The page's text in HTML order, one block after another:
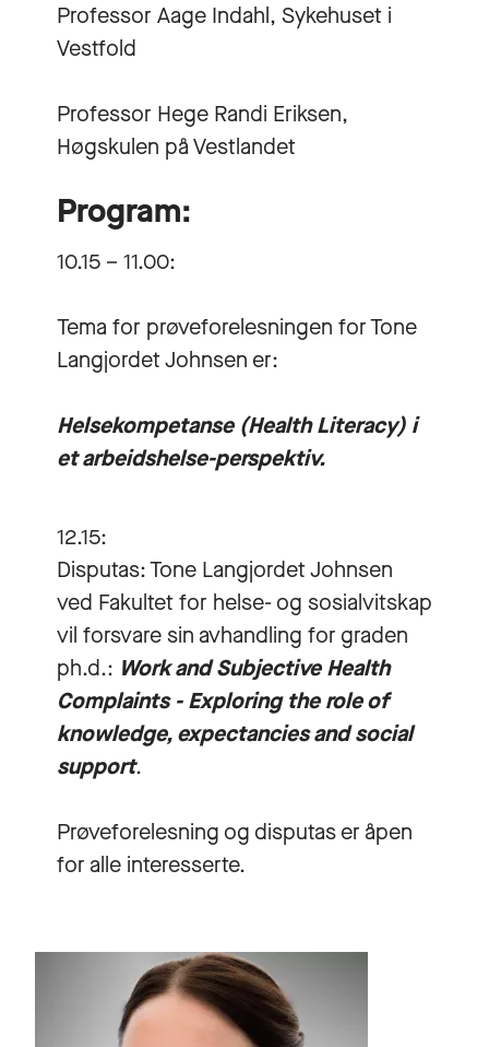
Professor Aage Indahl, Sykehuset i
Vestfold
Professor Hege Randi Eriksen,
Høgskulen på Vestlandet
Program:
10.15 – 11.00:
Tema for prøveforelesningen for Tone
Langjordet Johnsen er:
Helsekompetanse (Health Literacy) i
et arbeidshelse-perspektiv.
12.15:
Disputas: Tone Langjordet Johnsen
ved Fakultet for helse- og sosialvitskap
vil forsvare sin avhandling for graden
ph.d.: Work and Subjective Health
Complaints - Exploring the role of
knowledge, expectancies and social
support.
Prøveforelesning og disputas er åpen
for alle interesserte.